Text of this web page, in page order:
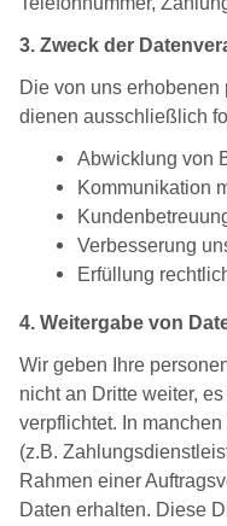
3. Zweck der
Die von uns
dienen ausschließlich
Abwicklung von
Kommunikation
Verbesserung
Erfüllung
4. Weitergabe von
Wir geben Ihre
nicht an Dritte weiter,
verpflichtet. In
(z.B.
Rahmen einer
Daten erhalten. Diese